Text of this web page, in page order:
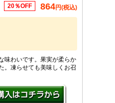
20％OFF 864円(税込)
味わいです。果実が柔らか
。凍らせても美味しくお召